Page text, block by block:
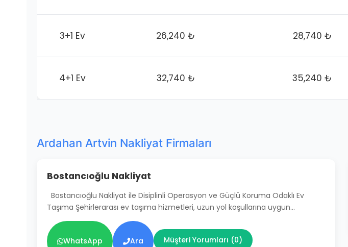
3+1 Ev 26,240 ₺ 28,740 ₺
4+1 Ev 32,740 ₺ 35,240 ₺
Ardahan Artvin Nakliyat Firmaları
Bostancıoğlu Nakliyat
Bostancıoğlu Nakliyat ile Disiplinli Operasyon ve Güçlü Koruma Odaklı Ev
Taşıma Şehirlerarası ev taşıma hizmetleri, uzun yol koşullarına uygun…
WhatsApp Ara Müşteri Yorumları (0)